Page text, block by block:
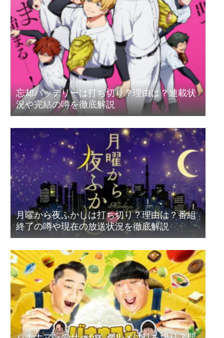
忘却バッテリーは打ち切り？理由は？連載状
況や完結の噂を徹底解説
月曜から夜ふかしは打ち切り？理由は？番組
終了の噂や現在の放送状況を徹底解説